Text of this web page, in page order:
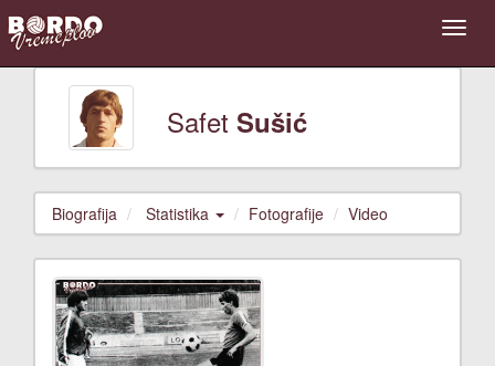
Safet Sušić
Biografija Statistika Fotografije Video